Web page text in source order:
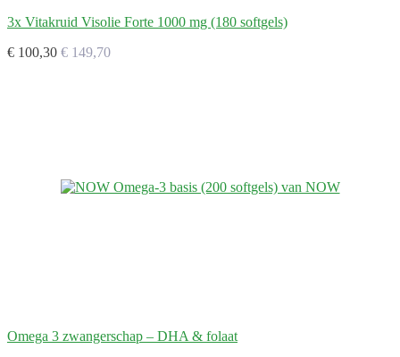
3x Vitakruid Visolie Forte 1000 mg (180 softgels)
€ 100,30 € 149,70
Omega 3 zwangerschap – DHA & folaat